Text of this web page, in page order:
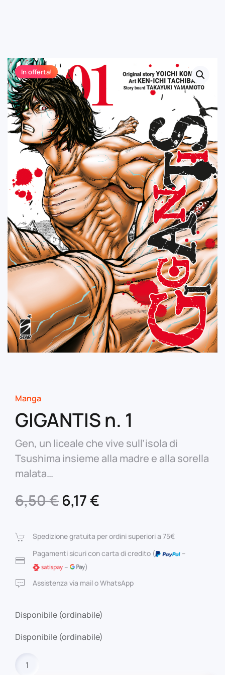
In offerta!
Manga
GIGANTIS n. 1
Gen, un liceale che vive sull’isola di
Tsushima insieme alla madre e alla sorella
malata…
6,50€ Il
originale
era:
6,50 €.
6,17€
attuale
è:
Spedizione gratuita per ordini superiori a 75€
Pagamenti sicuri con carta di credito (
–
–
)
Assistenza via mail o WhatsApp
Disponibile (ordinabile)
Disponibile (ordinabile)